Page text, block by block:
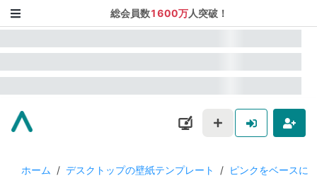
総会員数1600万人突破！
ホーム / デスクトップの壁紙テンプレート / ピンクをベースに